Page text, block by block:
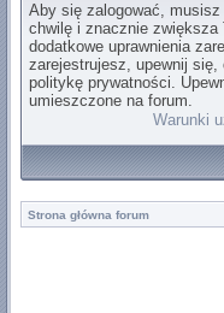
Aby się zalogować,
chwilę i znacznie zwiększa
dodatkowe uprawnienia
zarejestrujesz, upewnij
politykę prywatności.
umieszczone na forum.
Warunki
Strona główna forum